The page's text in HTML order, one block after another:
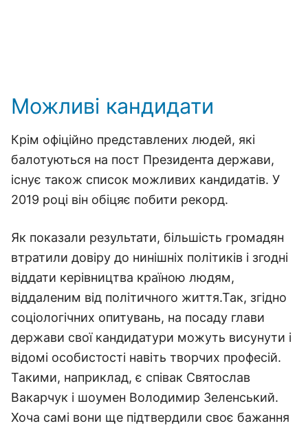
Можливі кандидати
Крім офіційно представлених людей, які
балотуються на пост Президента держави,
існує також список можливих кандидатів. У
2019 році він обіцяє побити рекорд.
Як показали результати, більшість громадян
втратили довіру до нинішніх політиків і згодні
віддати керівництва країною людям,
віддаленим від політичного життя.Так, згідно
соціологічних опитувань, на посаду глави
держави свої кандидатури можуть висунути і
відомі особистості навіть творчих професій.
Такими, наприклад, є співак Святослав
Вакарчук і шоумен Володимир Зеленський.
Хоча самі вони ще підтвердили своє бажання